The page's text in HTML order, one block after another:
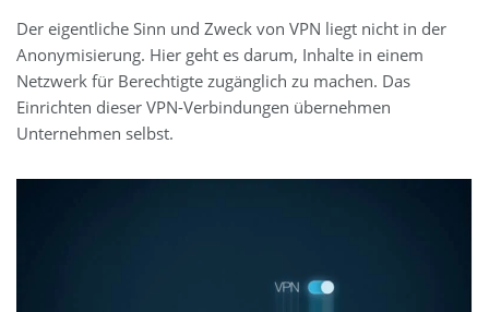
Der eigentliche Sinn und Zweck von VPN liegt nicht in der
Anonymisierung. Hier geht es darum, Inhalte in einem
Netzwerk für Berechtigte zugänglich zu machen. Das
Einrichten dieser VPN-Verbindungen übernehmen
Unternehmen selbst.